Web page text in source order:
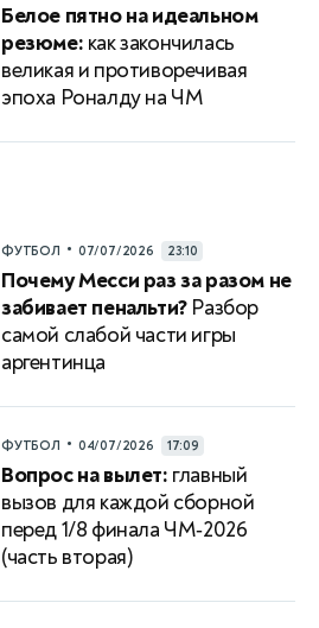
Белое пятно на идеальном
резюме: как закончилась
великая и противоречивая
эпоха Роналду на ЧМ
ФУТБОЛ • 07/07/2026 23:10
Почему Месси раз за разом не
забивает пенальти?Разбор
самой слабой части игры
аргентинца
ФУТБОЛ • 04/07/2026 17:09
Вопрос на вылет: главный
вызов для каждой сборной
перед 1/8 финала ЧМ‑2026
(часть вторая)